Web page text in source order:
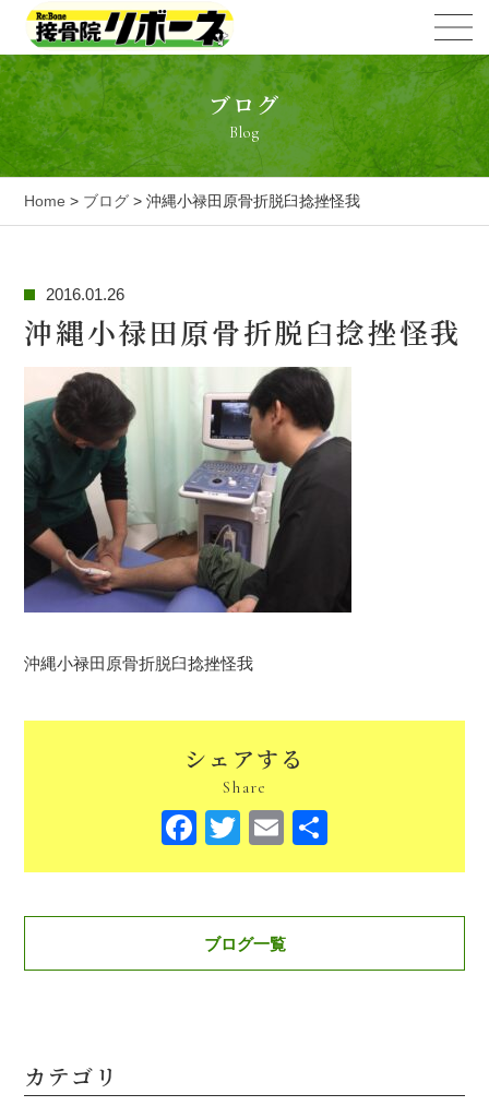
ブログ
Blog
Home > ブログ > 沖縄小禄田原骨折脱臼捻挫怪我
2016.01.26
沖縄小禄田原骨折脱臼捻挫怪我
沖縄小禄田原骨折脱臼捻挫怪我
シェアする
Share
Facebook
TwitterEmail
有
ブログ一覧
カテゴリ